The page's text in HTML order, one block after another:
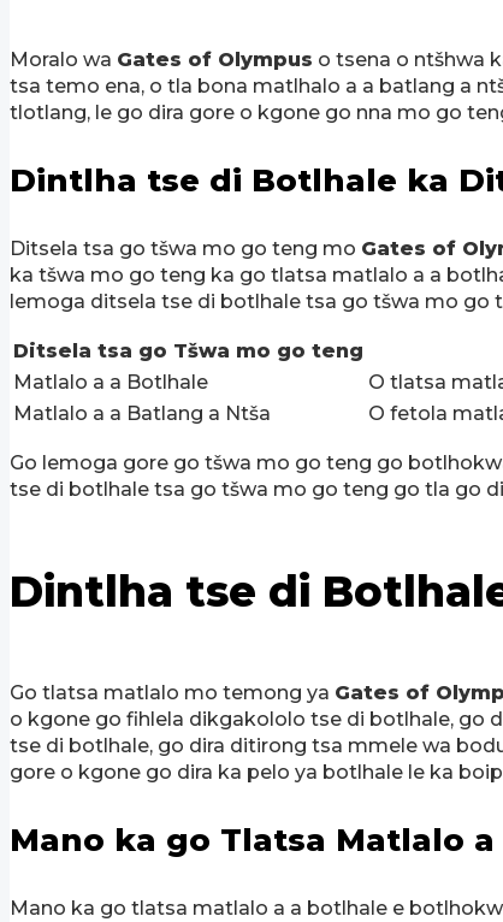
Moralo wa Gates of Olympus o tsena o ntšhwa
tsa temo ena, o tla bona matlhalo a a batlang a
tlotlang, le go dira gore o kgone go nna mo go
Dintlha tse di Botlhale ka
Ditsela tsa go tšwa mo go teng mo Gates of
ka tšwa mo go teng ka go tlatsa matlalo a a
lemoga ditsela tse di botlhale tsa go tšwa mo go
Ditsela tsa go Tšwa mo go teng
Matlalo a a Botlhale
O tlatsa
Matlalo a a Batlang a Ntša
O fetola
Go lemoga gore go tšwa mo go teng go
tse di botlhale tsa go tšwa mo go teng go tla go
Dintlha tse di
Go tlatsa matlalo mo temong ya Gates of
o kgone go fihlela dikgakololo tse di botlhale, go
tse di botlhale, go dira ditirong tsa mmele wa
gore o kgone go dira ka pelo ya botlhale le ka
Mano ka go Tlatsa Matlalo
Mano ka go tlatsa matlalo a a botlhale e